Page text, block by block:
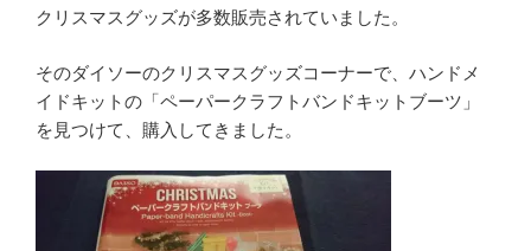
クリスマスグッズが多数販売されていました。
そのダイソーのクリスマスグッズコーナーで、ハンドメ
イドキットの「ペーパークラフトバンドキットブーツ」
を見つけて、購入してきました。